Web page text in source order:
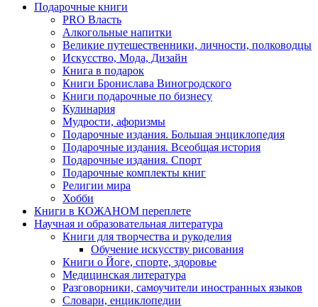
Подарочные книги
PRO Власть
Алкогольные напитки
Великие путешественники, личности, полководцы
Искусство, Мода, Дизайн
Книга в подарок
Книги Бронислава Виногродского
Книги подарочные по бизнесу
Кулинария
Мудрости, афоризмы
Подарочные издания. Большая энциклопедия
Подарочные издания. Всеобщая история
Подарочные издания. Спорт
Подарочные комплекты книг
Религии мира
Хобби
Книги в КОЖАНОМ переплете
Научная и образовательная литература
Книги для творчества и рукоделия
Обучение искусству рисования
Книги о Йоге, спорте, здоровье
Медицинская литература
Разговорники, самоучители иностранных языков
Словари, енциклопедии